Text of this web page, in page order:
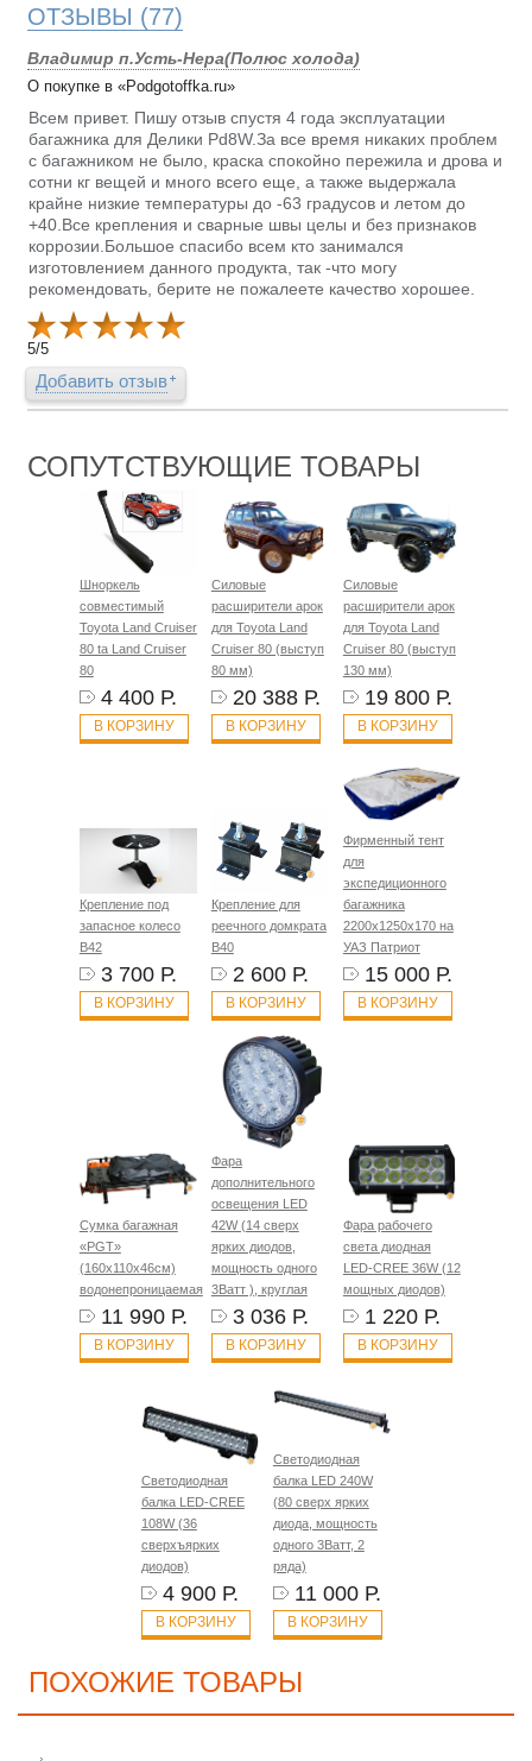
ОТЗЫВЫ (77)
Владимир п.Усть-Нера(Полюс холода)
О покупке в «Podgotoffka.ru»
Всем привет. Пишу отзыв спустя 4 года эксплуатации
багажника для Делики Pd8W.За все время никаких проблем
с багажником не было, краска спокойно пережила и дрова и
сотни кг вещей и много всего еще, а также выдержала
крайне низкие температуры до -63 градусов и летом до
+40.Все крепления и сварные швы целы и без признаков
коррозии.Большое спасибо всем кто занимался
изготовлением данного продукта, так -что могу
рекомендовать, берите не пожалеете качество хорошее.
5/5
Добавить отзыв
СОПУТСТВУЮЩИЕ ТОВАРЫ
Шноркель
совместимый
Toyota Land Cruiser
80 ta Land Cruiser
80
4 400 Р.
В КОРЗИНУ
Силовые
расширители арок
для Toyota Land
Cruiser 80 (выступ
80 мм)
20 388 Р.
В КОРЗИНУ
Силовые
расширители арок
для Toyota Land
Cruiser 80 (выступ
130 мм)
19 800 Р.
В КОРЗИНУ
Крепление под
запасное колесо
B42
3 700 Р.
В КОРЗИНУ
Крепление для
реечного домкрата
B40
2 600 Р.
В КОРЗИНУ
Фирменный тент
для
экспедиционного
багажника
2200х1250х170 на
УАЗ Патриот
15 000 Р.
В КОРЗИНУ
Сумка багажная
«PGT»
(160х110х46см)
водонепроницаемая
11 990 Р.
В КОРЗИНУ
Фара
дополнительного
освещения LED
42W (14 сверх
ярких диодов,
мощность одного
3Ватт ), круглая
3 036 Р.
В КОРЗИНУ
Фара рабочего
света диодная
LED-CREE 36W (12
мощных диодов)
1 220 Р.
В КОРЗИНУ
Светодиодная
балка LED-CREE
108W (36
сверхъярких
диодов)
4 900 Р.
В КОРЗИНУ
Светодиодная
балка LED 240W
(80 сверх ярких
диода, мощность
одного 3Ватт, 2
ряда)
11 000 Р.
В КОРЗИНУ
ПОХОЖИЕ ТОВАРЫ